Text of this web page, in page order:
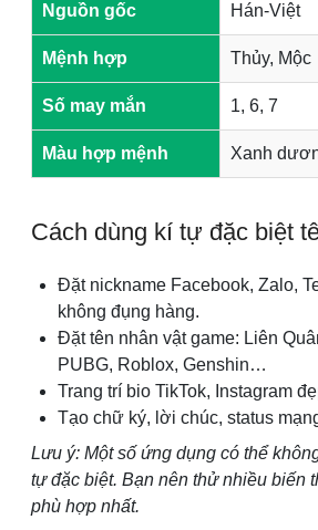
Nguồn gốc Hán-Việt
Mệnh hợp Thủy, Mộc
Số may mắn 1, 6, 7
Màu hợp mệnh Xanh
Cách dùng kí tự đặc biệt
Đặt nickname Facebook, Zalo,
không đụng hàng.
Đặt tên nhân vật game: Liên
PUBG, Roblox, Genshin…
Trang trí bio TikTok, Instagram
Tạo chữ ký, lời chúc, status
Lưu ý: Một số ứng dụng có thể
tự đặc biệt. Bạn nên thử nhiều biến
phù hợp nhất.